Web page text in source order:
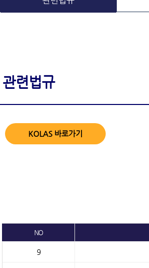
관련법규
KOLAS 바로가기
NO
9